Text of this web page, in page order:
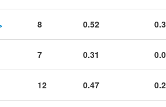
8 0.52
7 0.31
12 0.47